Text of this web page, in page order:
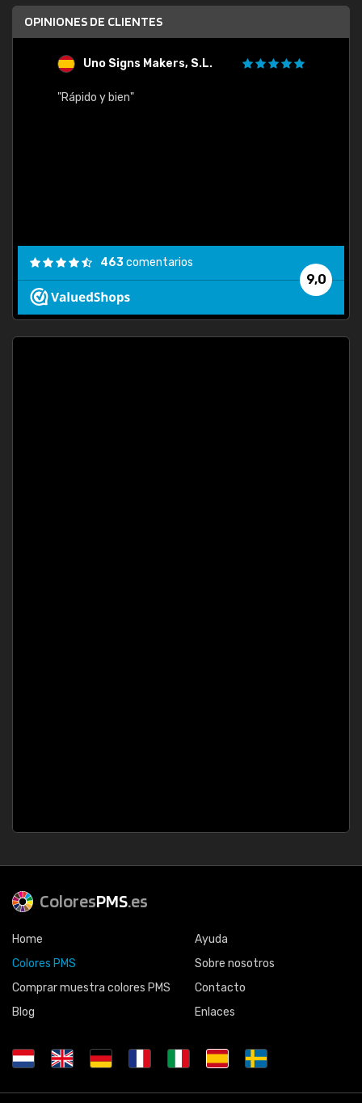
OPINIONES DE CLIENTES
Uno Signs Makers, S.L.
"Rápido y bien"
9,0
463comentarios
ColoresPMS.es
Home
Colores PMS
Comprar muestra colores PMS
Blog
Ayuda
Sobre nosotros
Contacto
Enlaces